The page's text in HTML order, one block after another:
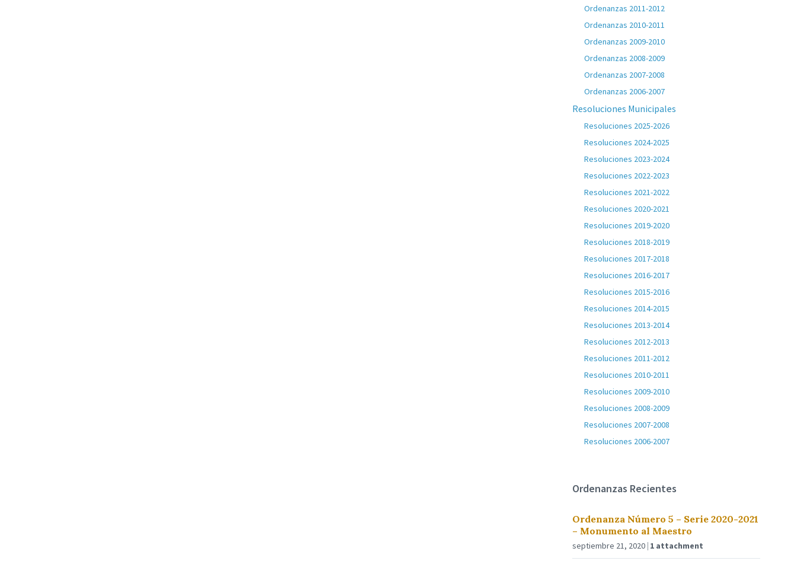
Ordenanzas 2011-2012
Ordenanzas 2010-2011
Ordenanzas 2009-2010
Ordenanzas 2008-2009
Ordenanzas 2007-2008
Ordenanzas 2006-2007
Resoluciones Municipales
Resoluciones 2025-2026
Resoluciones 2024-2025
Resoluciones 2023-2024
Resoluciones 2022-2023
Resoluciones 2021-2022
Resoluciones 2020-2021
Resoluciones 2019-2020
Resoluciones 2018-2019
Resoluciones 2017-2018
Resoluciones 2016-2017
Resoluciones 2015-2016
Resoluciones 2014-2015
Resoluciones 2013-2014
Resoluciones 2012-2013
Resoluciones 2011-2012
Resoluciones 2010-2011
Resoluciones 2009-2010
Resoluciones 2008-2009
Resoluciones 2007-2008
Resoluciones 2006-2007
Ordenanzas Recientes
Ordenanza Número 5 – Serie 2020-2021
– Monumento al Maestro
septiembre 21, 2020 1 attachment